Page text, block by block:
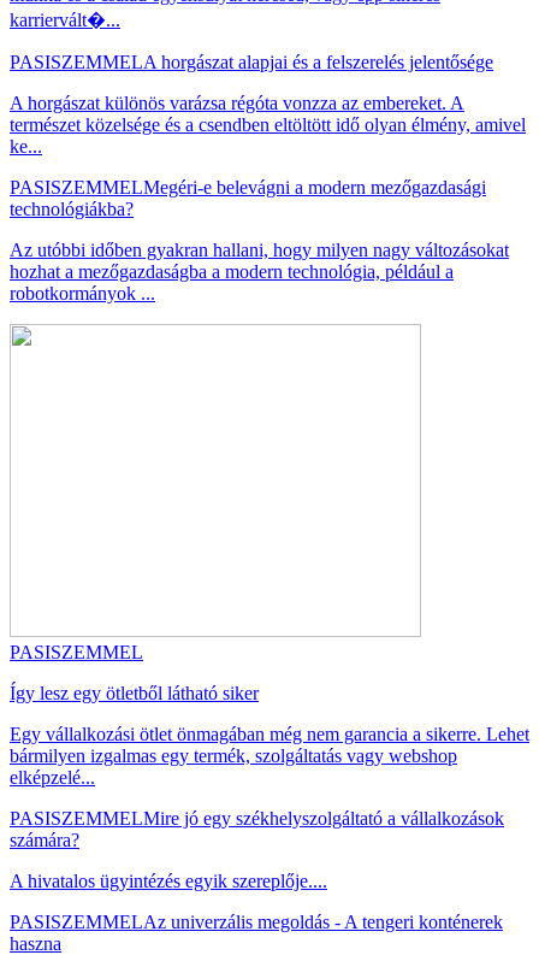
karriervált�...
PASISZEMMELA horgászat alapjai és a felszerelés jelentősége
A horgászat különös varázsa régóta vonzza az embereket. A
természet közelsége és a csendben eltöltött idő olyan élmény, amivel
ke...
PASISZEMMELMegéri-e belevágni a modern mezőgazdasági
technológiákba?
Az utóbbi időben gyakran hallani, hogy milyen nagy változásokat
hozhat a mezőgazdaságba a modern technológia, például a
robotkormányok ...
PASISZEMMEL
Így lesz egy ötletből látható siker
Egy vállalkozási ötlet önmagában még nem garancia a sikerre. Lehet
bármilyen izgalmas egy termék, szolgáltatás vagy webshop
elképzelé...
PASISZEMMELMire jó egy székhelyszolgáltató a vállalkozások
számára?
A hivatalos ügyintézés egyik szereplője....
PASISZEMMELAz univerzális megoldás - A tengeri konténerek
haszna